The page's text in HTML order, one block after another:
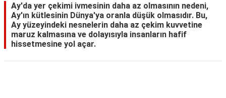
Ay'da yer çekimi ivmesinin daha az olmasının nedeni,
Ay'ın kütlesinin Dünya'ya oranla düşük olmasıdır. Bu,
Ay yüzeyindeki nesnelerin daha az çekim kuvvetine
maruz kalmasına ve dolayısıyla insanların hafif
hissetmesine yol açar.